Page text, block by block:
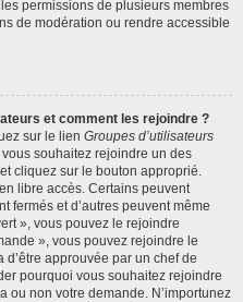
permissions de plusieurs membres
de modération ou rendre accessible
et comment les rejoindre ?
sur le lien Groupes d’utilisateurs
souhaitez rejoindre un des
cliquez sur le bouton approprié.
libre accès. Certains peuvent
fermés et d’autres peuvent même
», vous pouvez le rejoindre
», vous pouvez rejoindre le
approuvée par un chef de
pourquoi vous souhaitez rejoindre
ou non votre demande. N’importunez